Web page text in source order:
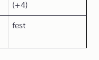
(+4)
fest